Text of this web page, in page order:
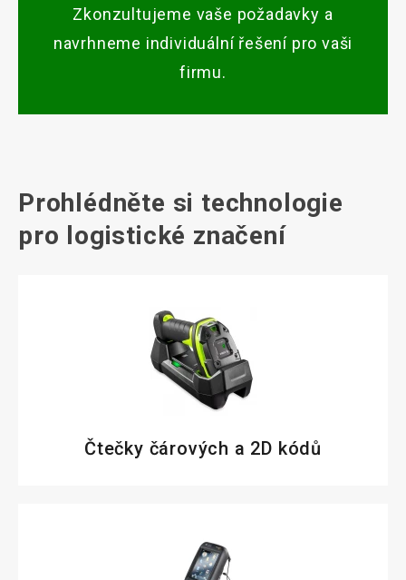
Zkonzultujeme vaše požadavky a
navrhneme individuální řešení pro vaši
firmu.
Prohlédněte si technologie
pro logistické značení
Čtečky čárových a 2D kódů